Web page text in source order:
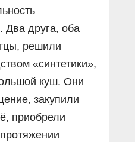
Два друга, оба
решили
«синтетики»,
куш. Они
закупили
приобрели